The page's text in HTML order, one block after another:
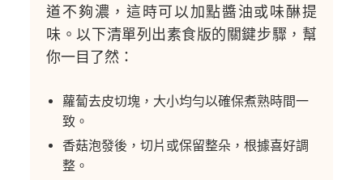
道不夠濃，這時可以加點醬油或味醂提
味。以下清單列出素食版的關鍵步驟，幫
你一目了然：
蘿蔔去皮切塊，大小均勻以確保煮熟時間一
致。
香菇泡發後，切片或保留整朵，根據喜好調
整。